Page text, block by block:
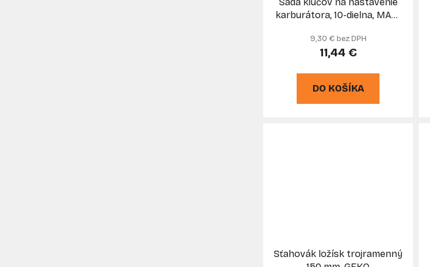
karburátora, 10-dielna, MAR-
9,30 € bez DPH
11,44 €
DO KOŠÍKA
Sťahovák ložísk trojramenný